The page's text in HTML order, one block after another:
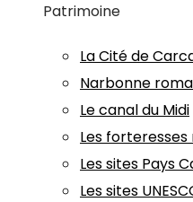
Patrimoine
La Cité de
Narbonne
Le canal du Midi
Les forteresses
Les sites Pays
Les sites